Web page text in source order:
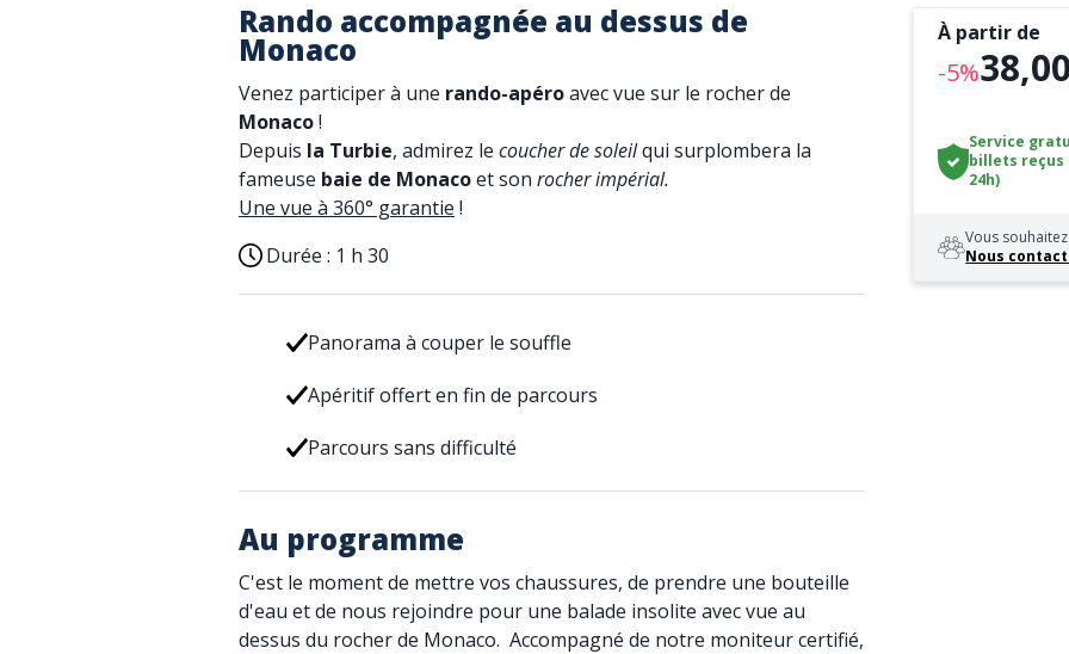
Rando accompagnée au dessus de
Monaco
Venez participer à une rando-apéroavec vue sur le rocher de
Monaco!
Depuis la Turbie, admirez le coucher de soleilqui surplombera la
fameuse baie de Monacoet son rocher impérial.
Une vue à 360° garantie !
Durée : 1 h 30
Panorama à couper le souffle
Apéritif offert en fin de parcours
Parcours sans difficulté
Au programme
C'est le moment de mettre vos chaussures, de prendre une bouteille
d'eau et de nous rejoindre pour une balade insolite avec vue au
dessus du rocher de Monaco. Accompagné de notre moniteur certifié,
À partir de
-5%
Service
billets reçus
24h)
Vous
Nous